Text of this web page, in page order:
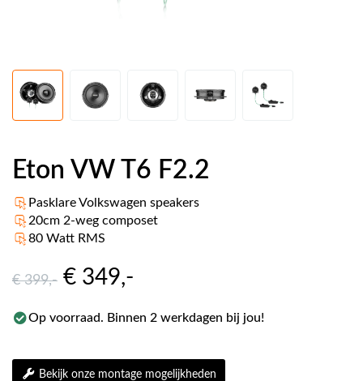
Eton VW T6 F2.2
Pasklare Volkswagen speakers
20cm 2-weg composet
80 Watt RMS
€ 399,- € 349,-
Op voorraad. Binnen 2 werkdagen bij jou!
Bekijk onze montage mogelijkheden